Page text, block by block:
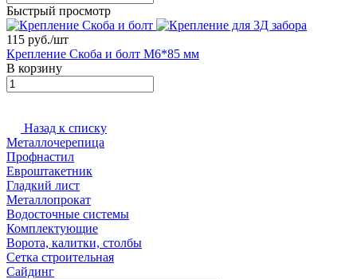
Быстрый просмотр
115 руб./шт
Крепление Скоба и болт М6*85 мм
В корзину
Назад к списку
Металлочерепица
Профнастил
Евроштакетник
Гладкий лист
Металлопрокат
Водосточные системы
Комплектующие
Ворота, калитки, столбы
Сетка строительная
Сайдинг